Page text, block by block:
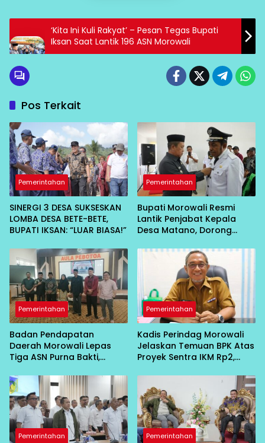
‘Kita Ini Kuli Rakyat’ – Pesan Tegas Bupati
Iksan Saat Lantik 196 ASN Morowali
Pos Terkait
Pemerintahan
SINERGI 3 DESA SUKSESKAN
LOMBA DESA BETE-BETE,
BUPATI IKSAN: “LUAR BIASA!”
Pemerintahan
Bupati Morowali Resmi
Lantik Penjabat Kepala
Desa Matano, Dorong
Berbasis Kebersamaan
Pemerintahan
Badan Pendapatan
Daerah Morowali Lepas
Tiga ASN Purna Bakti,
Pengabdian
Pemerintahan
Kadis Perindag Morowali
Jelaskan Temuan BPK Atas
Proyek Sentra IKM Rp2,
Pemerintahan Pemerintahan